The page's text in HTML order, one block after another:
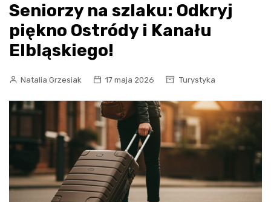
Seniorzy na szlaku: Odkryj
piękno Ostródy i Kanału
Elbląskiego!
Natalia Grzesiak 17 maja 2026 Turystyka